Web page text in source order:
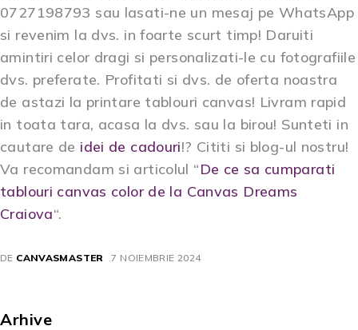
0727198793 sau lasati-ne un mesaj pe WhatsApp
si revenim la dvs. in foarte scurt timp! Daruiti
amintiri celor dragi si personalizati-le cu fotografiile
dvs. preferate. Profitati si dvs. de oferta noastra
de astazi la printare tablouri canvas! Livram rapid
in toata tara, acasa la dvs. sau la birou! Sunteti in
cautare de idei de cadouri!? Cititi si blog-ul nostru!
Va recomandam si articolul “De ce sa cumparati
tablouri canvas color de la Canvas Dreams
Craiova“.
DE CANVASMASTER 7 NOIEMBRIE 2024
Arhive